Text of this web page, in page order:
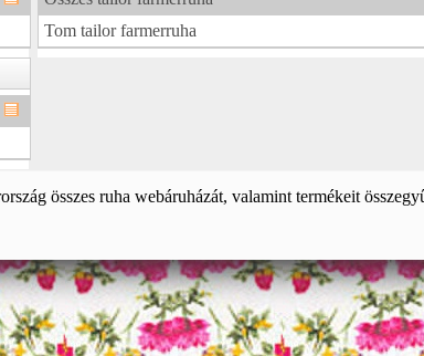
Tom tailor farmerruha
összes ruha webáruházát, valamint termékeit